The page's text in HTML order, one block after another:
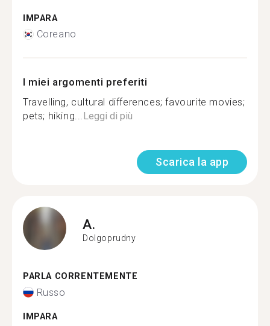
IMPARA
Coreano
I miei argomenti preferiti
Travelling, cultural differences; favourite movies;
pets; hiking...Leggi di più
Scarica la app
A.
Dolgoprudny
PARLA CORRENTEMENTE
Russo
IMPARA